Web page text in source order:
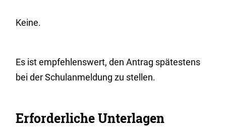
Keine.
Es ist empfehlenswert, den Antrag spätestens
bei der Schulanmeldung zu stellen.
Erforderliche Unterlagen